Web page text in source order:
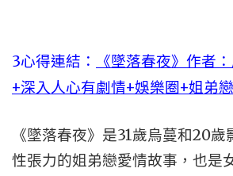
3心得連結：
《墜落春夜》作者
+深入人心有劇情+娛樂圈+姐弟戀
《墜落春夜》是31歲烏蔓和20
性張力的姐弟戀愛情故事，也是